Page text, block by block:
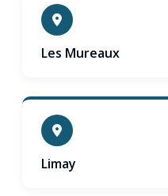
Les Mureaux
Limay